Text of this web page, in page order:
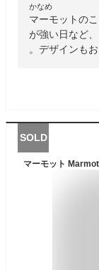
かなめ
マーモットの
が強い日など
。デザインも
SOLD